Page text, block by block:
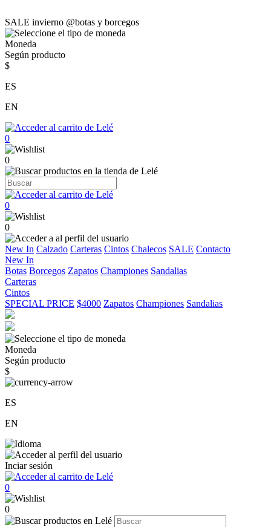
SALE invierno @botas y borcegos
Moneda
Según producto
$
ES
EN
0
0
0
0
New In Calzado Carteras Cintos Chalecos SALE Contacto
New In
Botas Borcegos Zapatos Championes Sandalias
Carteras
Cintos
SPECIAL PRICE $4000 Zapatos Championes Sandalias
Moneda
Según producto
$
ES
EN
Inciar sesión
0
0